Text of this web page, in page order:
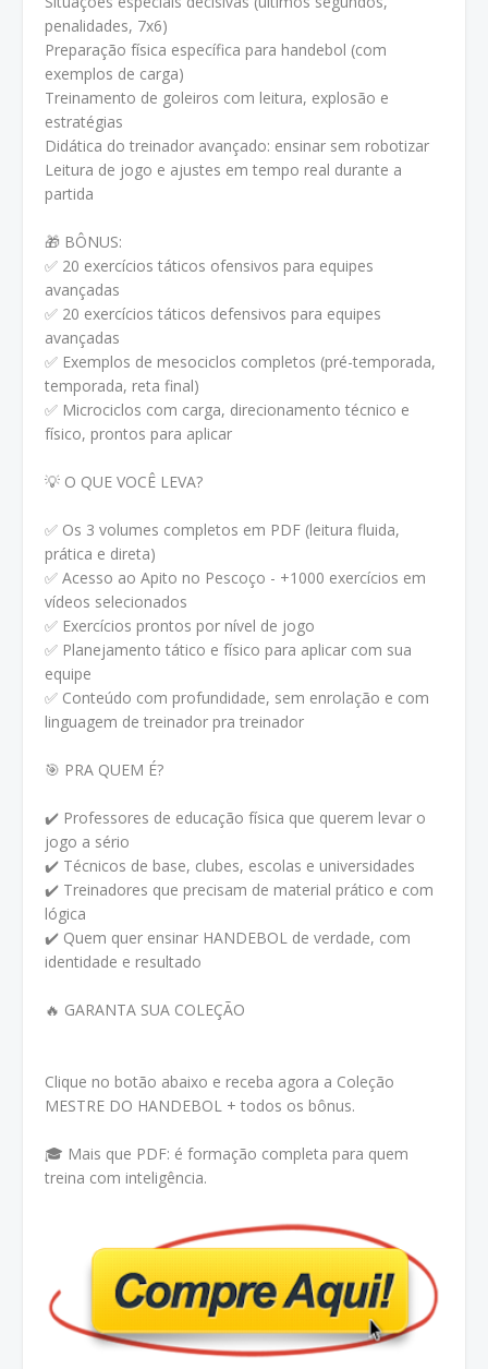
penalidades, 7x6)
Preparação física específica para handebol (com
exemplos de carga)
Treinamento de goleiros com leitura, explosão e
estratégias
Didática do treinador avançado: ensinar sem robotizar
Leitura de jogo e ajustes em tempo real durante a
partida
🎁 BÔNUS:
✅ 20 exercícios táticos ofensivos para equipes
avançadas
✅ 20 exercícios táticos defensivos para equipes
avançadas
✅ Exemplos de mesociclos completos (pré-temporada,
temporada, reta final)
✅ Microciclos com carga, direcionamento técnico e
físico, prontos para aplicar
💡 O QUE VOCÊ LEVA?
✅ Os 3 volumes completos em PDF (leitura fluida,
prática e direta)
✅ Acesso ao Apito no Pescoço - +1000 exercícios em
vídeos selecionados
✅ Exercícios prontos por nível de jogo
✅ Planejamento tático e físico para aplicar com sua
equipe
✅ Conteúdo com profundidade, sem enrolação e com
linguagem de treinador pra treinador
🎯 PRA QUEM É?
✔️ Professores de educação física que querem levar o
jogo a sério
✔️ Técnicos de base, clubes, escolas e universidades
✔️ Treinadores que precisam de material prático e com
lógica
✔️ Quem quer ensinar HANDEBOL de verdade, com
identidade e resultado
🔥 GARANTA SUA COLEÇÃO
Clique no botão abaixo e receba agora a Coleção
MESTRE DO HANDEBOL + todos os bônus.
🎓 Mais que PDF: é formação completa para quem
treina com inteligência.